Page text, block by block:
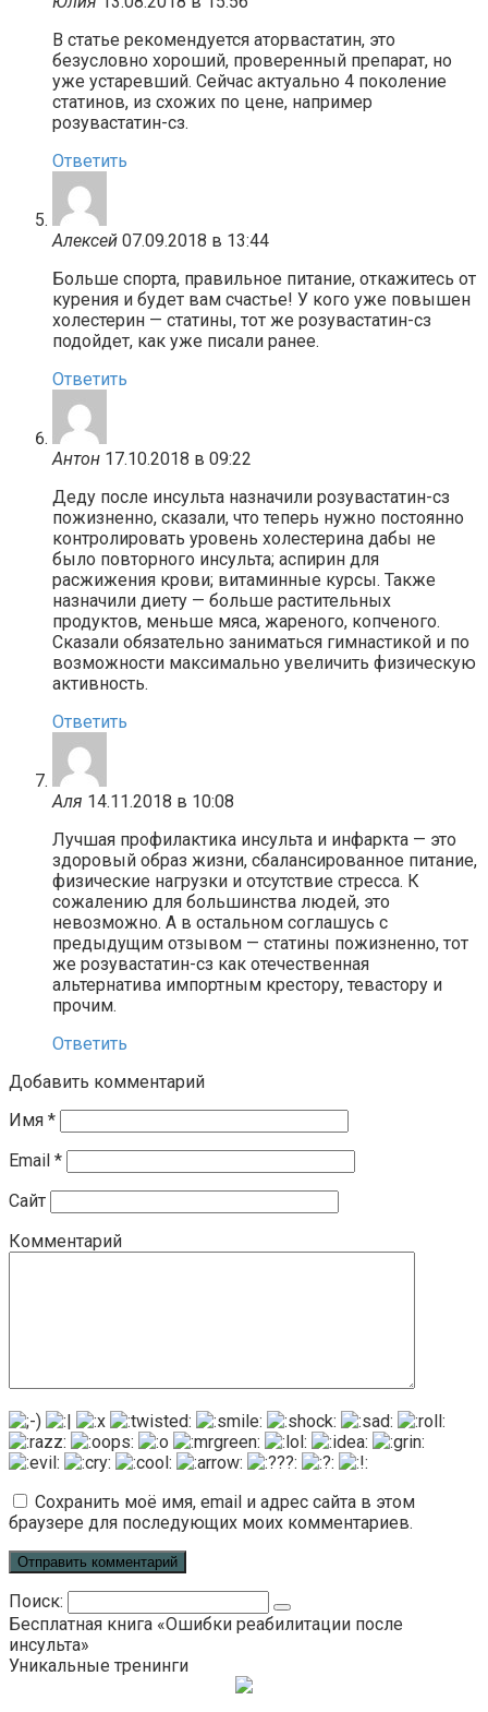
В статье рекомендуется аторвастатин, это
безусловно хороший, проверенный препарат, но
уже устаревший. Сейчас актуально 4 поколение
статинов, из схожих по цене, например
розувастатин-сз.
Ответить
Алексей 07.09.2018 в 13:44
Больше спорта, правильное питание, откажитесь от
курения и будет вам счастье! У кого уже повышен
холестерин — статины, тот же розувастатин-сз
подойдет, как уже писали ранее.
Ответить
Антон 17.10.2018 в 09:22
Деду после инсульта назначили розувастатин-сз
пожизненно, сказали, что теперь нужно постоянно
контролировать уровень холестерина дабы не
было повторного инсульта; аспирин для
расжижения крови; витаминные курсы. Также
назначили диету — больше растительных
продуктов, меньше мяса, жареного, копченого.
Сказали обязательно заниматься гимнастикой и по
возможности максимально увеличить физическую
активность.
Ответить
Аля 14.11.2018 в 10:08
Лучшая профилактика инсульта и инфаркта — это
здоровый образ жизни, сбалансированное питание,
физические нагрузки и отсутствие стресса. К
сожалению для большинства людей, это
невозможно. А в остальном соглашусь с
предыдущим отзывом — статины пожизненно, тот
же розувастатин-сз как отечественная
альтернатива импортным крестору, тевастору и
прочим.
Ответить
Добавить комментарий
Имя *
Email *
Сайт
Комментарий
Сохранить моё имя, email и адрес сайта в этом
браузере для последующих моих комментариев.
Поиск:
Бесплатная книга «Ошибки реабилитации после
инсульта»
Уникальные тренинги